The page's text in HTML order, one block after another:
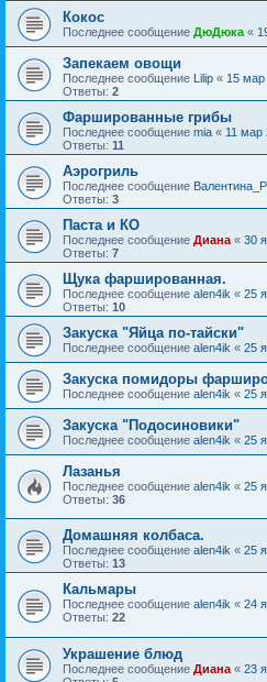
Кокос
Последнее сообщение ДюДюка «
Запекаем овощи
Последнее сообщение Lilip « 15 мар
Ответы: 2
Фаршированные грибы
Последнее сообщение mia « 11 мар
Ответы: 11
Аэрогриль
Последнее сообщение Валентина_Р
Ответы: 3
Паста и КО
Последнее сообщение Диана « 30
Ответы: 7
Щука фаршированная.
Последнее сообщение alen4ik « 25
Ответы: 10
Закуска "Яйца по-тайски"
Последнее сообщение alen4ik « 25
Закуска помидоры
Последнее сообщение alen4ik « 25
Закуска "Подосиновики"
Последнее сообщение alen4ik « 25
Лазанья
Последнее сообщение alen4ik « 25
Ответы: 36
Домашняя колбаса.
Последнее сообщение alen4ik « 25
Ответы: 13
Кальмары
Последнее сообщение alen4ik « 24
Ответы: 22
Украшение блюд
Последнее сообщение Диана « 23